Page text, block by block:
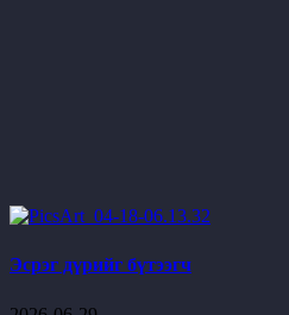
Эсрэг дүрийг бүтээгч